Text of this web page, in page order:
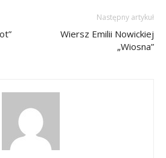
Następny artykuł
Wiersz Emilii Nowickiej
„Wiosna”